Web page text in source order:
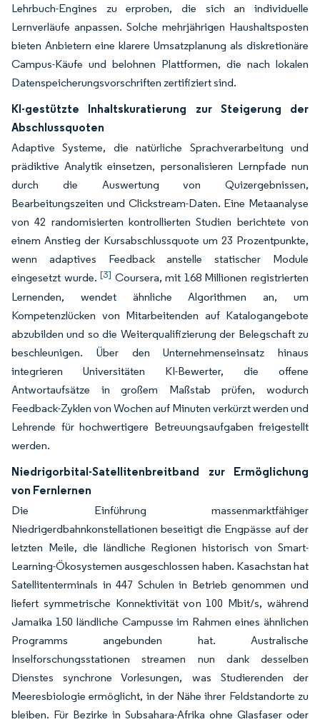
Lehrbuch-Engines zu erproben, die sich an individuelle
Lernverläufe anpassen. Solche mehrjährigen Haushaltsposten
bieten Anbietern eine klarere Umsatzplanung als diskretionäre
Campus-Käufe und belohnen Plattformen, die nach lokalen
Datenspeicherungsvorschriften zertifiziert sind.
KI-gestützte Inhaltskuratierung zur Steigerung der
Abschlussquoten
Adaptive Systeme, die natürliche Sprachverarbeitung und
prädiktive Analytik einsetzen, personalisieren Lernpfade nun
durch die Auswertung von Quizergebnissen,
Bearbeitungszeiten und Clickstream-Daten. Eine Metaanalyse
von 42 randomisierten kontrollierten Studien berichtete von
einem Anstieg der Kursabschlussquote um 23 Prozentpunkte,
wenn adaptives Feedback anstelle statischer Module
eingesetzt wurde.[3] Coursera, mit 168 Millionen registrierten
Lernenden, wendet ähnliche Algorithmen an, um
Kompetenzlücken von Mitarbeitenden auf Katalogangebote
abzubilden und so die Weiterqualifizierung der Belegschaft zu
beschleunigen. Über den Unternehmenseinsatz hinaus
integrieren Universitäten KI-Bewerter, die offene
Antwortaufsätze in großem Maßstab prüfen, wodurch
Feedback-Zyklen von Wochen auf Minuten verkürzt werden und
Lehrende für hochwertigere Betreuungsaufgaben freigestellt
werden.
Niedrigorbital-Satellitenbreitband zur Ermöglichung
von Fernlernen
Die Einführung massenmarktfähiger
Niedrigerdbahnkonstellationen beseitigt die Engpässe auf der
letzten Meile, die ländliche Regionen historisch von Smart-
Learning-Ökosystemen ausgeschlossen haben. Kasachstan hat
Satellitenterminals in 447 Schulen in Betrieb genommen und
liefert symmetrische Konnektivität von 100 Mbit/s, während
Jamaika 150 ländliche Campusse im Rahmen eines ähnlichen
Programms angebunden hat. Australische
Inselforschungsstationen streamen nun dank desselben
Dienstes synchrone Vorlesungen, was Studierenden der
Meeresbiologie ermöglicht, in der Nähe ihrer Feldstandorte zu
bleiben. Für Bezirke in Subsahara-Afrika ohne Glasfaser oder